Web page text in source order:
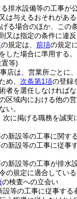
排水設備等の工事が
は与えるおそれがある
る場合のほか、この
又は指定の条件に違反
の規定は、 前項の規定
した場合に準用する。
等)
店は、営業所ごとに、
め、 次条第1項の登録
者を選任しなければな
区域内における他の
い。
次に掲げる職務を誠実
新設等の工事に関す
新設等の工事に従事
新設等の工事が排水
の規定に適合してい
の検査への立会い
設等の工事に従事する